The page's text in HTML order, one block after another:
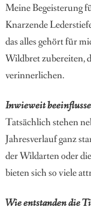
Meine Begeisterung
Knarzende
das alles gehört für
Wildbret zubereiten,
verinnerlichen.
Inwieweit
Tatsächlich stehen
Jahresverlauf ganz
der Wildarten oder
bieten sich so viele
Wie entstanden die